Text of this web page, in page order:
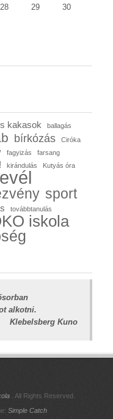
28 29
30
kakasok
ballagás
bírkózás
Ciróka
fagyizás farsang
kirándulás Kutyás óra
sport
továbbtanulás
iskola
alkotni.
Klebelsberg Kuno
. All Rights Reserved.
Simple Catch